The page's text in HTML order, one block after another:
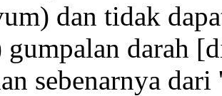
dan tidak
darah
sebenarnya